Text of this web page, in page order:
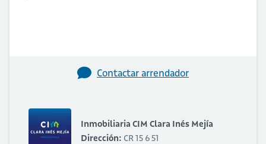
Contactar arrendador
Inmobiliaria CIM Clara Inés Mejía
Dirección: CR 15 6 51